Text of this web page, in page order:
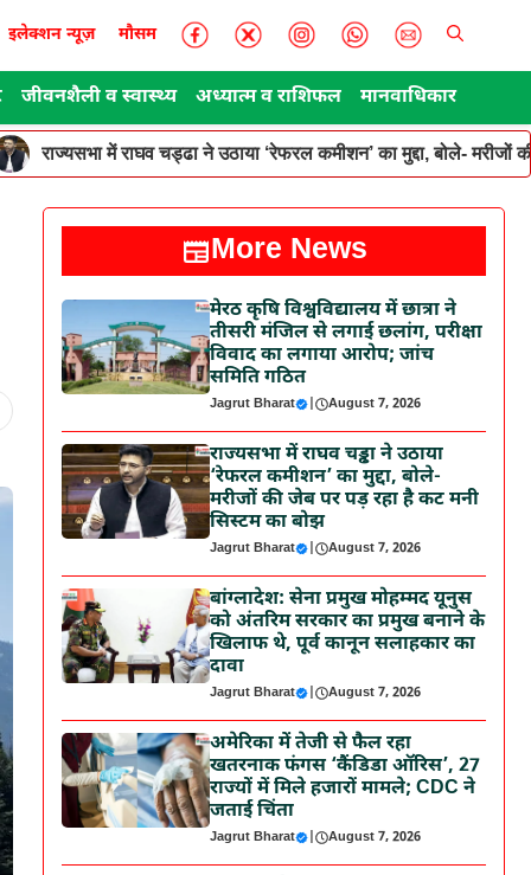
इलेक्शन न्यूज़ मौसम
जीवनशैली व स्वास्थ्य अध्यात्म व राशिफल मानवाधिकार
राज्यसभा में राघव चड्ढा ने उठाया ‘रेफरल कमीशन’ का मुद्दा, बोले-
More News
मेरठ कृषि विश्वविद्यालय में छात्रा ने
तीसरी मंजिल से लगाई छलांग, परीक्षा
विवाद का लगाया आरोप; जांच
समिति गठित
Jagrut Bharat | August 7, 2026
राज्यसभा में राघव चड्ढा ने उठाया
‘रेफरल कमीशन’ का मुद्दा, बोले-
मरीजों की जेब पर पड़ रहा है कट मनी
सिस्टम का बोझ
Jagrut Bharat | August 7, 2026
बांग्लादेश: सेना प्रमुख मोहम्मद यूनुस
को अंतरिम सरकार का प्रमुख बनाने के
खिलाफ थे, पूर्व कानून सलाहकार का
दावा
Jagrut Bharat | August 7, 2026
अमेरिका में तेजी से फैल रहा
खतरनाक फंगस ‘कैंडिडा ऑरिस’, 27
राज्यों में मिले हजारों मामले; CDC ने
जताई चिंता
Jagrut Bharat | August 7, 2026